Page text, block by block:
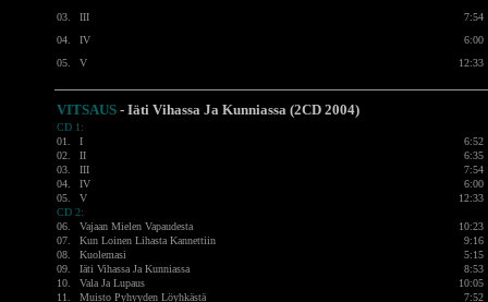
03.
III
7:54
04.
IV
6:00
05.
V 12:33
VITSAUS - Iäti Vihassa Ja Kunniassa (2CD 2004)
CD 1:
01.
I
6:52
02.
II
6:35
03.
III
7:54
04.
IV
6:00
05.
V
12:33
CD 2:
06.
Vajaan Mielen Vapaudesta
10:23
07.
Kun Loinen Lihasta Kannettiin
9:16
08.
Kuolemasi
5:15
09.
Iäti Vihassa Ja Kunniassa
8:53
10.
Vala Ja Lupaus
10:05
11.
Muisto Pyhyyden Löyhkästä
7:52